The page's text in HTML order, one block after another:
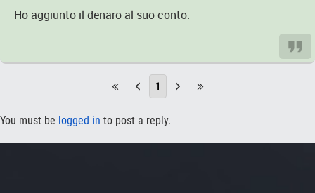
Ho aggiunto il denaro al suo conto.
1
You must be logged in to post a reply.